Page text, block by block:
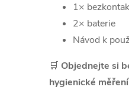
1×
2× baterie
Návod k
🛒 Objednejte si
hygienické